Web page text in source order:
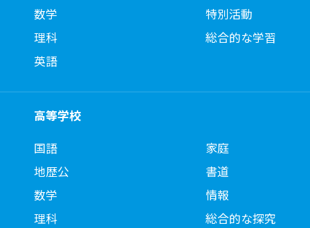
数学
理科
英語
特別活動
総合的な学習
高等学校
国語
地歴公
数学
理科
家庭
書道
情報
総合的な探究